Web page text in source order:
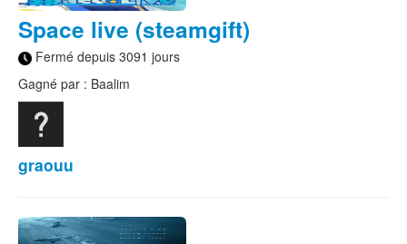
Space live (steamgift)
Fermé depuis 3091 jours
Gagné par : Baalim
graouu